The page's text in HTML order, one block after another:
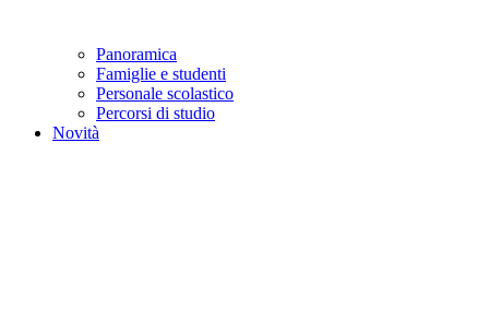
Panoramica
Famiglie e studenti
Personale scolastico
Percorsi di studio
Novità